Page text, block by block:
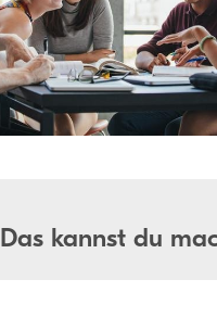
Das kannst du